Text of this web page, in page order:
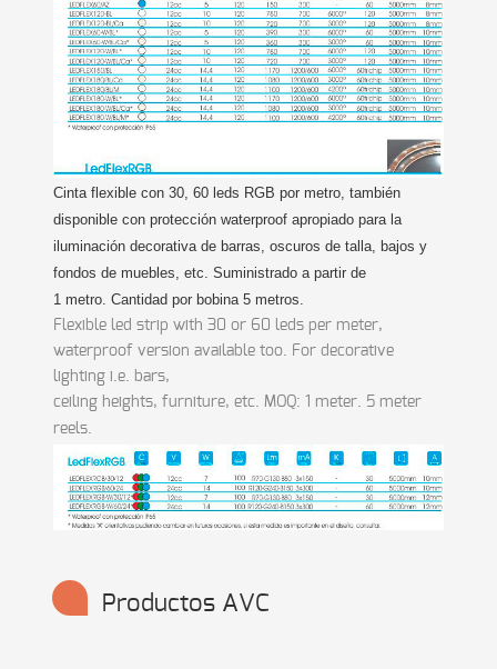
Cinta flexible con 30, 60 leds RGB por metro, también
disponible con protección waterproof apropiado para la
iluminación decorativa de barras, oscuros de talla, bajos y
fondos de muebles, etc. Suministrado a partir de
1 metro. Cantidad por bobina 5 metros.
Flexible led strip with 30 or 60 leds per meter,
waterproof version available too. For decorative
lighting i.e. bars,
ceiling heights, furniture, etc. MOQ: 1 meter. 5 meter
reels.
Productos AVC